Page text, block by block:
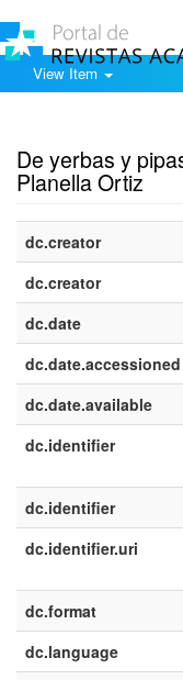
View Item
De yerbas y
Planella Ortiz
dc.creator
dc.creator
dc.date
dc.date.accessioned
dc.date.available
dc.identifier
dc.identifier
dc.identifier.uri
dc.format
dc.language